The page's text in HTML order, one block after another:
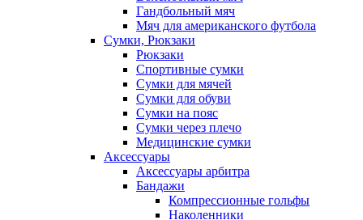
Гандбольный мяч
Мяч для американского футбола
Сумки, Рюкзаки
Рюкзаки
Спортивные сумки
Сумки для мячей
Сумки для обуви
Сумки на пояс
Сумки через плечо
Медицинские сумки
Аксессуары
Аксессуары арбитра
Бандажи
Компрессионные гольфы
Наколенники